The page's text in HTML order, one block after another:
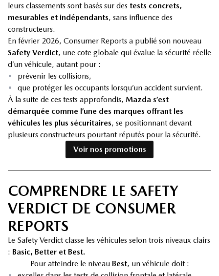
leurs classements sont basés sur des tests concrets,
mesurables et indépendants, sans influence des
constructeurs.
En février 2026, Consumer Reports a publié son nouveau
Safety Verdict, une cote globale qui évalue la sécurité réelle
d’un véhicule, autant pour :
•
prévenir les collisions,
•
que protéger les occupants lorsqu’un accident survient.
À la suite de ces tests approfondis, Mazda s’est
démarquée comme l’une des marques offrant les
véhicules les plus sécuritaires, se positionnant devant
plusieurs constructeurs pourtant réputés pour la sécurité.
Voir nos promotions
COMPRENDRE LE SAFETY
VERDICT DE CONSUMER
REPORTS
Le Safety Verdict classe les véhicules selon trois niveaux clairs
: Basic, Better et Best.
Pour atteindre le niveau Best, un véhicule doit :